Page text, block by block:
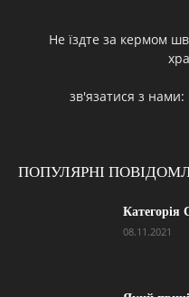
Не їздте за кермом
зв'язатися з нами:
ПОПУЛЯРНІ
08.11.2021